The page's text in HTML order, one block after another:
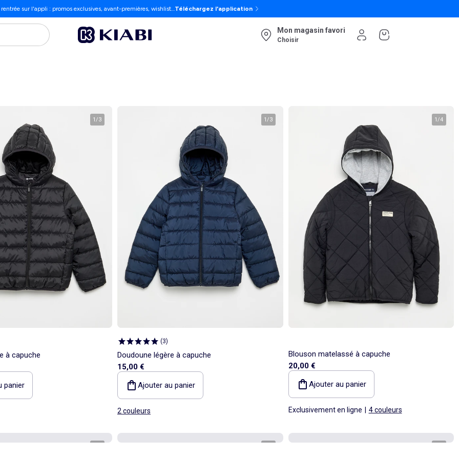
rentrée sur l'appli : promos exclusives, avant-premières, wishlist…Téléchargez l'application
Mon magasin favori
Choisir
1/3
à capuche
panier
1/3
(3)
Doudoune légère à capuche
15,00 €
Ajouter au panier
2 couleurs
1/4
Blouson matelassé à capuche
20,00 €
Ajouter au panier
Exclusivement en ligne 4 couleurs